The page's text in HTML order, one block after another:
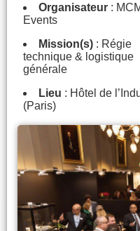
Organisateur :
Events
Mission(s) : Régie
technique & logistique
générale
Lieu : Hôtel de
(Paris)